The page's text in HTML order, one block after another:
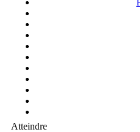
Atteindre